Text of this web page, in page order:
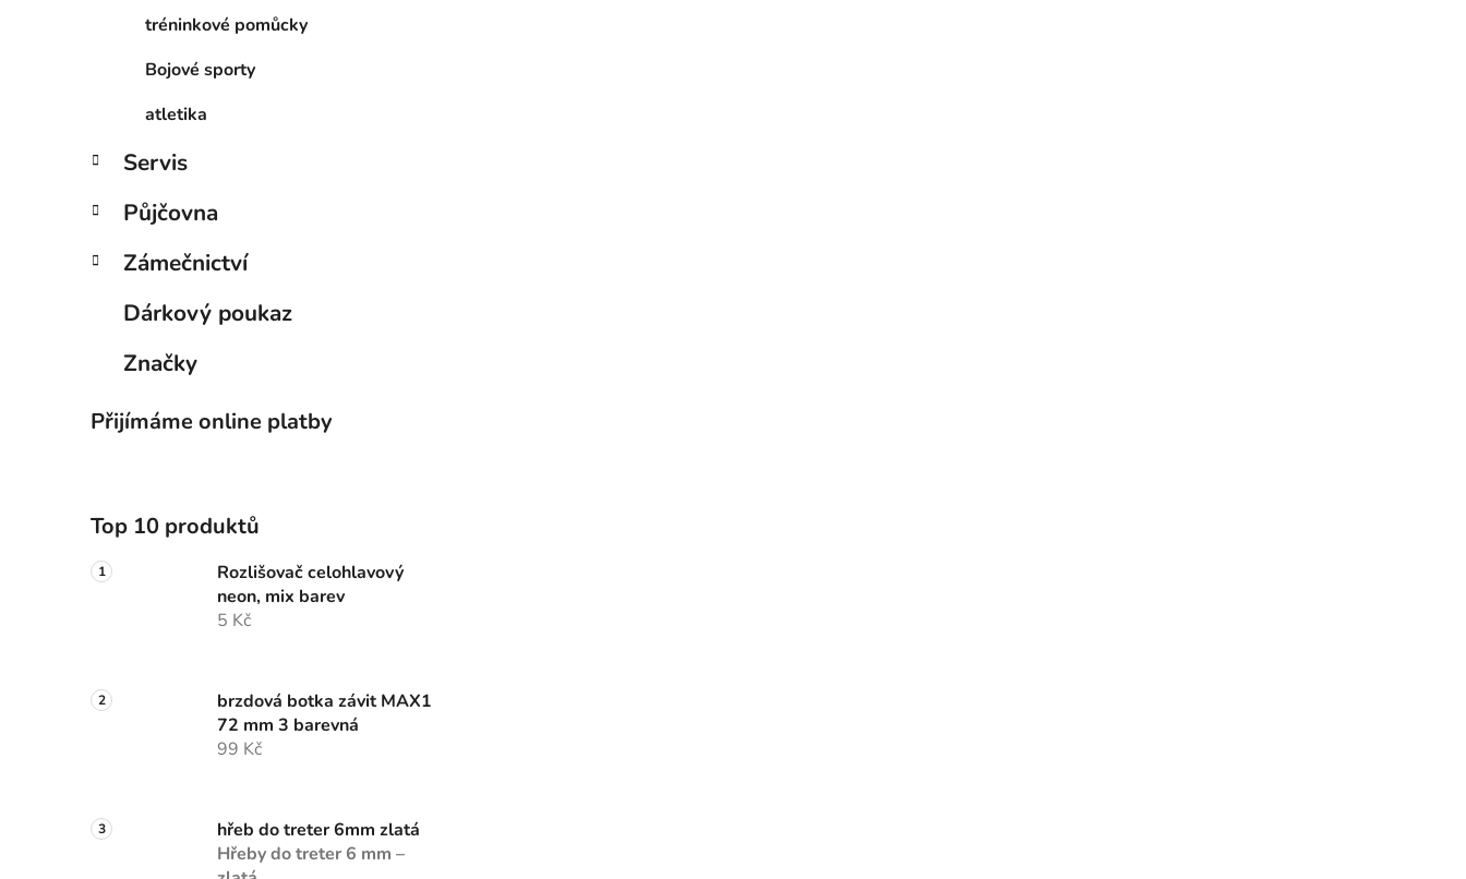
tréninkové pomůcky
Bojové sporty
atletika
Servis
Půjčovna
Zámečnictví
Dárkový poukaz
Značky
Přijímáme online platby
Top 10 produktů
Rozlišovač celohlavový
neon, mix barev
5 Kč
brzdová botka závit MAX1
72 mm 3 barevná
99 Kč
hřeb do treter 6mm zlatá
Hřeby do treter 6 mm –